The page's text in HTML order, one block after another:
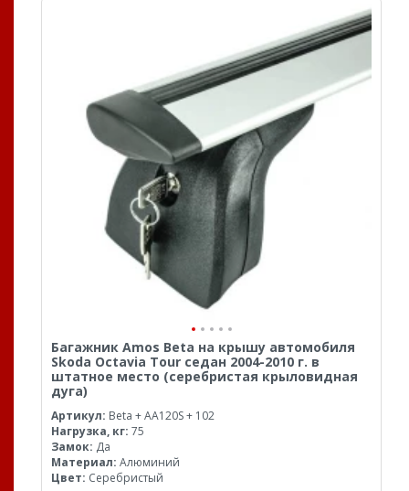
Багажник Amos Beta на крышу автомобиля
Skoda Octavia Tour седан 2004-2010 г. в
штатное место (серебристая крыловидная
дуга)
Артикул: Beta + AA120S + 102
Нагрузка, кг: 75
Замок: Да
Материал: Алюминий
Цвет: Серебристый